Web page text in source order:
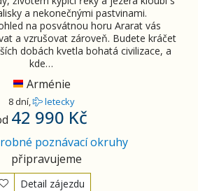
a nekonečnými pastvinami.
na posvátnou horu Ararat vás
a vzrušovat zároveň. Budete kráčet
dobách kvetla bohatá civilizace, a
kde…
Arménie
8 dní, letecky
42 990 Kč
poznávací okruhy
připravujeme
Detail zájezdu